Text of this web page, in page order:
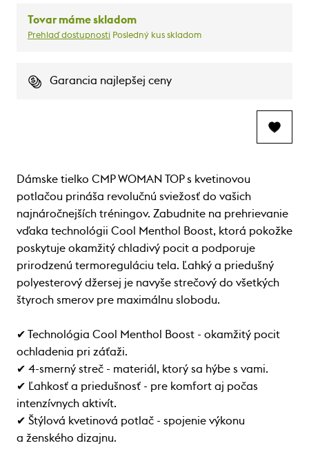
Tovar máme skladom
Prehlaď dostupnosti Posledný kus skladom
Garancia najlepšej ceny
Dámske tielko CMP WOMAN TOP s kvetinovou
potlačou prináša revolučnú sviežosť do vašich
najnáročnejších tréningov. Zabudnite na prehrievanie
vďaka technológii Cool Menthol Boost, ktorá pokožke
poskytuje okamžitý chladivý pocit a podporuje
prirodzenú termoreguláciu tela. Ľahký a priedušný
polyesterový džersej je navyše strečový do všetkých
štyroch smerov pre maximálnu slobodu.
✔ Technológia Cool Menthol Boost - okamžitý pocit
ochladenia pri záťaži.
✔ 4-smerný streč - materiál, ktorý sa hýbe s vami.
✔ Ľahkosť a priedušnosť - pre komfort aj počas
intenzívnych aktivít.
✔ Štýlová kvetinová potlač - spojenie výkonu
a ženského dizajnu.